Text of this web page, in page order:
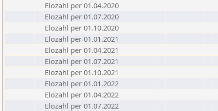
Elozahl per 01.04.2020
Elozahl per 01.07.2020
Elozahl per 01.10.2020
Elozahl per 01.01.2021
Elozahl per 01.04.2021
Elozahl per 01.07.2021
Elozahl per 01.10.2021
Elozahl per 01.01.2022
Elozahl per 01.04.2022
Elozahl per 01.07.2022